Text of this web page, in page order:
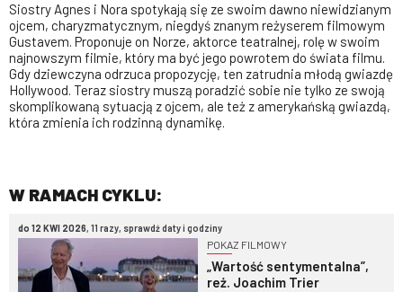
Siostry Agnes i Nora spotykają się ze swoim dawno niewidzianym
ojcem, charyzmatycznym, niegdyś znanym reżyserem filmowym
Gustavem. Proponuje on Norze, aktorce teatralnej, rolę w swoim
najnowszym filmie, który ma być jego powrotem do świata filmu.
Gdy dziewczyna odrzuca propozycję, ten zatrudnia młodą gwiazdę
Hollywood. Teraz siostry muszą poradzić sobie nie tylko ze swoją
skomplikowaną sytuacją z ojcem, ale też z amerykańską gwiazdą,
która zmienia ich rodzinną dynamikę.
W RAMACH CYKLU:
do 12 KWI 2026, 11 razy, sprawdź daty i godziny
POKAZ FILMOWY
„Wartość sentymentalna”,
reż. Joachim Trier